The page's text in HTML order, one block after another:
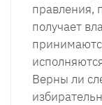
правления,
получает
Верны ли